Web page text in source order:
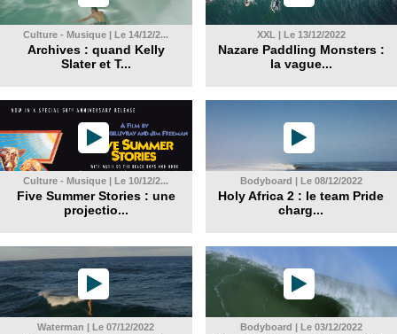
Culture - Musique | Le 14/12/2...
Archives : quand Kelly
Slater et T...
XXL | Le 13/12/2022
Nazare Paddling Monsters :
la vague...
Culture - Musique | Le 10/12/2...
Five Summer Stories : une
projectio...
Bodyboard | Le 08/12/2022
Holy Africa 2 : le team Pride
charg...
Waterman | Le 07/12/2022 Bodyboard | Le 03/12/2022